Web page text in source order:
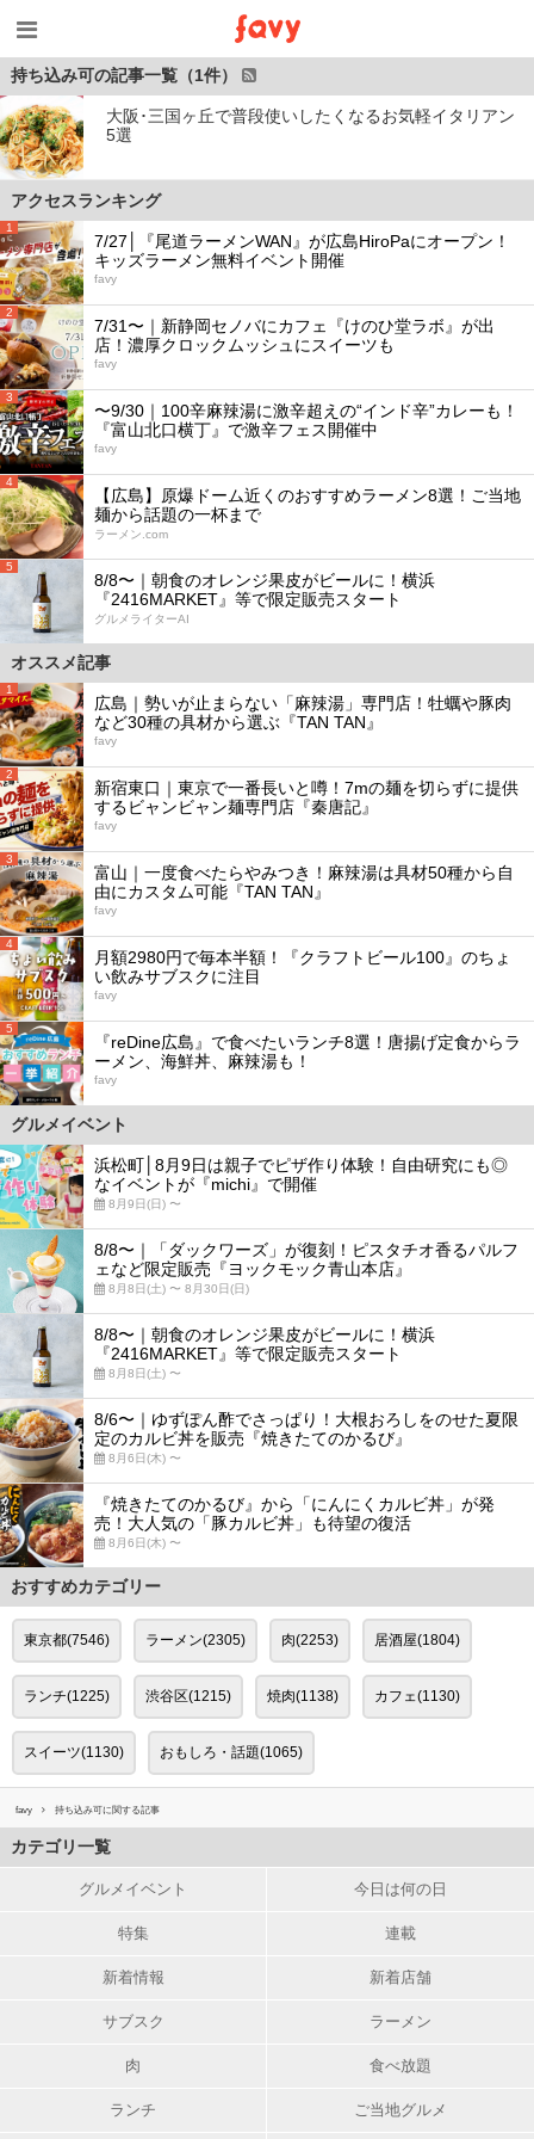
持ち込み可の記事一覧（1件）
大阪･三国ヶ丘で普段使いしたくなるお気軽イタリアン
5選
アクセスランキング
1
7/27│『尾道ラーメンWAN』が広島HiroPaにオープン！
キッズラーメン無料イベント開催
favy
2
7/31〜｜新静岡セノバにカフェ『けのひ堂ラボ』が出
店！濃厚クロックムッシュにスイーツも
favy
3
〜9/30｜100辛麻辣湯に激辛超えの“インド辛”カレーも！
『富山北口横丁』で激辛フェス開催中
favy
4
【広島】原爆ドーム近くのおすすめラーメン8選！ご当地
麺から話題の一杯まで
ラーメン.com
5
8/8〜｜朝食のオレンジ果皮がビールに！横浜
『2416MARKET』等で限定販売スタート
グルメライターAI
オススメ記事
1
広島｜勢いが止まらない「麻辣湯」専門店！牡蠣や豚肉
など30種の具材から選ぶ『TAN TAN』
favy
2
新宿東口｜東京で一番長いと噂！7mの麺を切らずに提供
するビャンビャン麺専門店『秦唐記』
favy
3
富山｜一度食べたらやみつき！麻辣湯は具材50種から自
由にカスタム可能『TAN TAN』
favy
4
月額2980円で毎本半額！『クラフトビール100』のちょ
い飲みサブスクに注目
favy
5
『reDine広島』で食べたいランチ8選！唐揚げ定食からラ
ーメン、海鮮丼、麻辣湯も！
favy
グルメイベント
浜松町│8月9日は親子でピザ作り体験！自由研究にも◎
なイベントが『michi』で開催
8月9日(日) 〜
8/8〜｜「ダックワーズ」が復刻！ピスタチオ香るパルフ
ェなど限定販売『ヨックモック青山本店』
8月8日(土) 〜 8月30日(日)
8/8〜｜朝食のオレンジ果皮がビールに！横浜
『2416MARKET』等で限定販売スタート
8月8日(土) 〜
8/6〜｜ゆずぽん酢でさっぱり！大根おろしをのせた夏限
定のカルビ丼を販売『焼きたてのかるび』
8月6日(木) 〜
『焼きたてのかるび』から「にんにくカルビ丼」が発
売！大人気の「豚カルビ丼」も待望の復活
8月6日(木) 〜
おすすめカテゴリー
東京都(7546) ラーメン(2305) 肉(2253) 居酒屋(1804)
ランチ(1225) 渋谷区(1215) 焼肉(1138) カフェ(1130)
スイーツ(1130) おもしろ・話題(1065)
favy 持ち込み可に関する記事
カテゴリ一覧
グルメイベント 今日は何の日
特集 連載
新着情報 新着店舗
サブスク ラーメン
肉 食べ放題
ランチ ご当地グルメ